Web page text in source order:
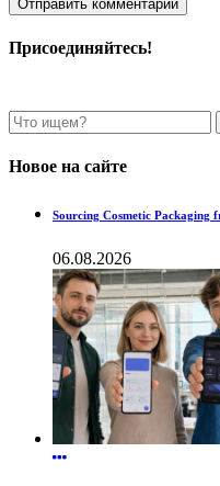
Присоединяйтесь!
Новое на сайте
Sourcing Cosmetic Packaging
06.08.2026